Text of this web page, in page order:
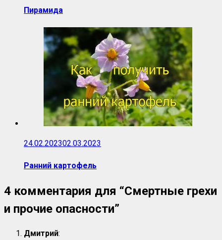
Пирамида
24.02.202302.03.2023
Ранний картофель
4 комментария для “Смертные грехи
и прочие опасности”
Дмитрий: